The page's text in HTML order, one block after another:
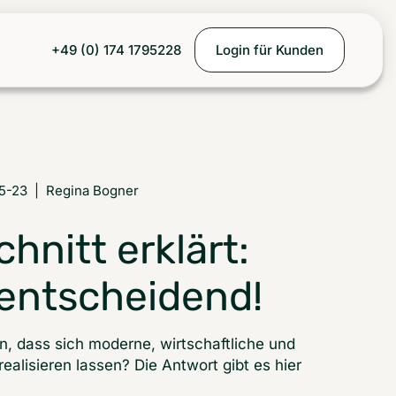
+49 (0) 174 1795228 Login für Kunden
23| Regina Bogner
erklärt:
dass sich moderne, wirtschaftliche und
lassen? Die Antwort gibt es hier